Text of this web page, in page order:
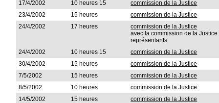
17/4/2002
10 heures 15
commission de la Justice
23/4/2002
15 heures
commission de la Justice
24/4/2002
17 heures
commission de la Justice
avec la commission de la
représentants
24/4/2002
10 heures 15
commission de la Justice
30/4/2002
15 heures
commission de la Justice
7/5/2002
15 heures
commission de la Justice
8/5/2002
10 heures
commission de la Justice
14/5/2002
15 heures
commission de la Justice